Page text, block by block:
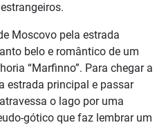
Moscovo pela estrada
belo e romântico de um
“Marfinno”. Para chegar a
estrada principal e passar
o lago por uma
gótico que faz lembrar um